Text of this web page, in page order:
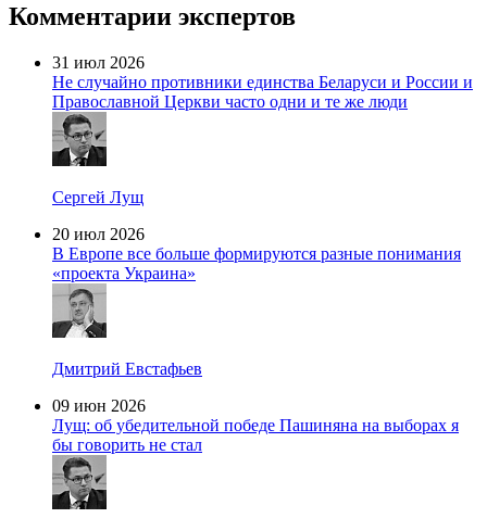
Комментарии экспертов
31 июл 2026
Не случайно противники единства Беларуси и России и
Православной Церкви часто одни и те же люди
Сергей Лущ
20 июл 2026
В Европе все больше формируются разные понимания
«проекта Украина»
Дмитрий Евстафьев
09 июн 2026
Лущ: об убедительной победе Пашиняна на выборах я
бы говорить не стал